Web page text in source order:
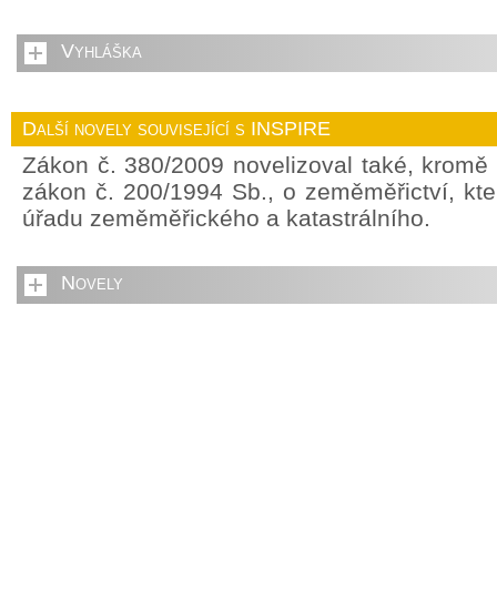
Vyhláška
Další novely související s INSPIRE
Zákon č. 380/2009 novelizoval také,
zákon č. 200/1994 Sb., o zeměměřictví,
úřadu zeměměřického a katastrálního.
Novely